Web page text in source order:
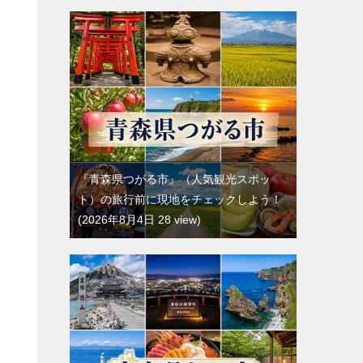
『青森県つがる市』（人気観光スポッ
ト）の旅行前に現地をチェックしよう！
2026年8月4日 28 view